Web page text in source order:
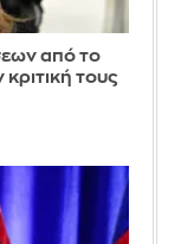
από το
τους